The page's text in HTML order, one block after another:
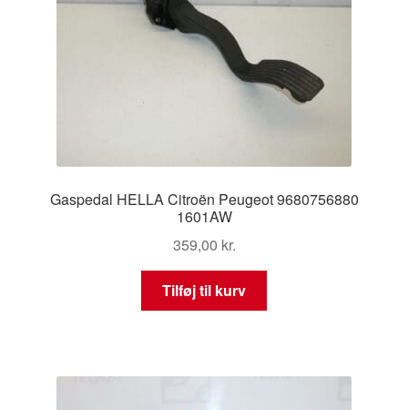
Gaspedal HELLA Citroën Peugeot 9680756880
1601AW
359,00 kr.
Tilføj til kurv